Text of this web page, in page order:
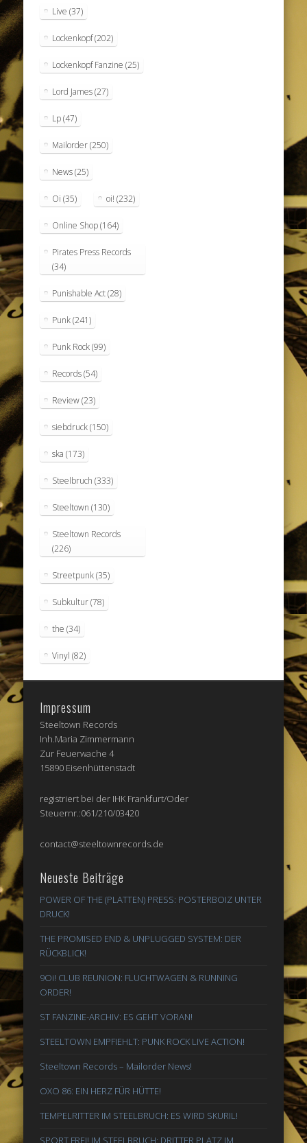
Live (37)
Lockenkopf(202)
Lockenkopf Fanzine (25)
Lord James(27)
Lp(47)
Mailorder(250)
News(25)
Oi (35) oi! (232)
Online Shop(164)
Pirates Press Records
(34)
Punishable Act(28)
Punk(241)
Punk Rock(99)
Records(54)
Review(23)
siebdruck(150)
ska (173)
Steelbruch (333)
Steeltown (130)
Steeltown Records
(226)
Streetpunk(35)
Subkultur(78)
the (34)
Vinyl (82)
Impressum
Steeltown Records
Inh.Maria Zimmermann
Zur Feuerwache 4
15890 Eisenhüttenstadt
registriert bei der IHK Frankfurt/Oder
Steuernr.:061/210/03420
contact@steeltownrecords.de
Neueste Beiträge
POWER OF THE (PLATTEN) PRESS: POSTERBOIZ UNTER
DRUCK!
THE PROMISED END & UNPLUGGED SYSTEM: DER
RÜCKBLICK!
9Oi! CLUB REUNION: FLUCHTWAGEN & RUNNING
ORDER!
ST FANZINE-ARCHIV: ES GEHT VORAN!
STEELTOWN EMPFIEHLT: PUNK ROCK LIVE ACTION!
Steeltown Records – Mailorder News!
OXO 86: EIN HERZ FÜR HÜTTE!
TEMPELRITTER IM STEELBRUCH: ES WIRD SKURIL!